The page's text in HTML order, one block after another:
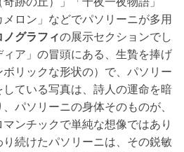
メロン」などでパソリーニが多用
ノグラフィの展示セクションでし
ィア」の冒頭にある、生贄を捧げ
リックな形状の）で、パソリー
ている写真は、詩人の運命を暗
パソリーニの身体そのものが、
ンチックで単純な想像ではあり
続けたパソリーニは、その鋭敏